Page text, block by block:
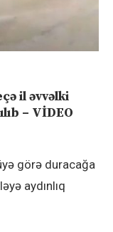
il əvvəlki
– VİDEO
görə duracağa
aydınlıq